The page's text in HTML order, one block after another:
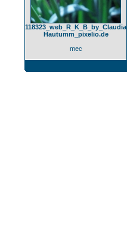
118323_web_R_K_B_by_Claudia
Hautumm_pixelio.de
mec